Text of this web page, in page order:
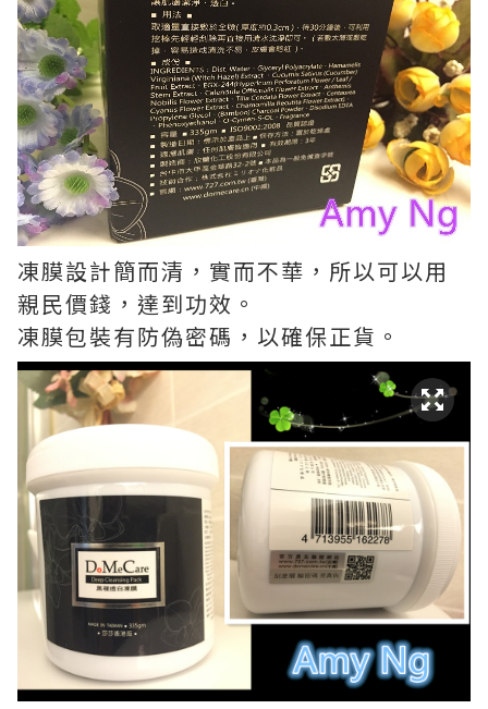
凍膜設計簡而清，實而不華，所以可以用
親民價錢，達到功效。
凍膜包裝有防偽密碼，以確保正貨。